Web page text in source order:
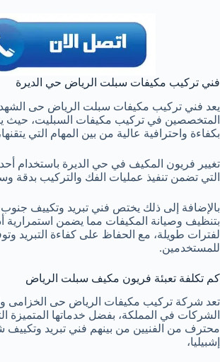
فني تركيب مكيفات سبلت الرياض حي الديرة
يعد فني تركيب مكيفات سبلت الرياض حى
المتخصصين في تركيب مكيفات السبليت، حيث
بكفاءة واحترافية عالية من بين المهام التي
تغيير فريون المكيف في حي الديرة باستخدام
التي تضمن تنفيذ عمليات الفك والتركيب بدقة
بالإضافة إلى ذلك يختص فني تبريد وتكييف
بتنظيف وصيانة المكيفات مما يضمن استمرارية
لفترات طويلة، مع الحفاظ على كفاءة التبريد
للمستخدمين.
كم تكلفة تعبئة فريون مكيف سبلت الرياض
تعد شركة تركيب مكيفات الرياض حى الخزامى
الشركات في المملكة، بفضل خدماتها المتميزة
محترف من الفنيين من بينهم فني تبريد
إشبيليا،